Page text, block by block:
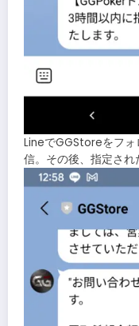
LineでGGStoreをフォ
信。その後、指定され